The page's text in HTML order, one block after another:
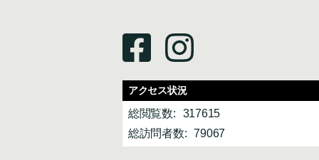
アクセス状況
総閲覧数:
317615
総訪問者数:
79067